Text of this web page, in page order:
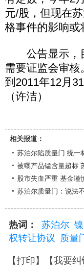
元/股，但现在
格事件的影响或
公告显示，目
需要证监会审
到2011年12月
（许洁）
相关报道：
苏泊尔陷质量门 统一
被曝产品锰含量超标
股市失血严重 基金谨
苏泊尔质量门：说法
热词： 苏泊尔
权转让协议
质量
【打印】【我要纠